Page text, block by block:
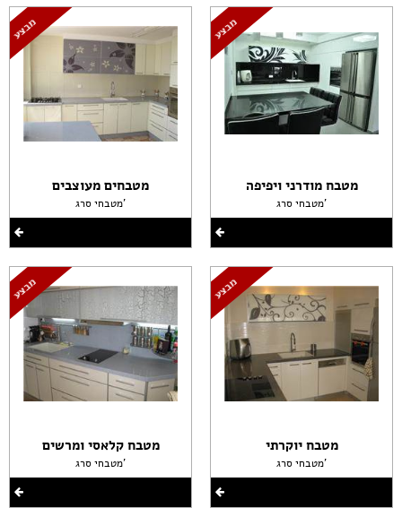
מטבח מודרני ויפיפה
מטבחי סרג'
מטבח יוקרתי
מטבחי סרג'
מטבחים מעוצבים
מטבחי סרג'
מטבח קלאסי ומרשים
מטבחי סרג'